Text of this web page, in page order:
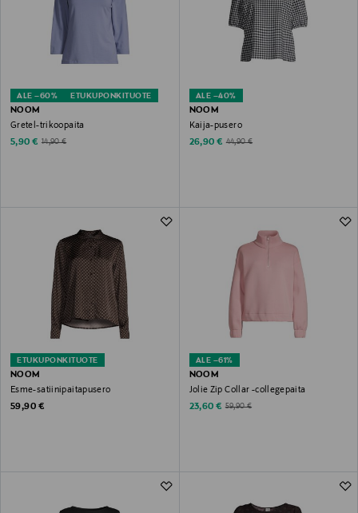
ALE –60% ETUKUPONKITUOTE
NOOM
Gretel-trikoopaita
Discounted Price
5,90 € Original Price
14,90 €
ALE –40%
NOOM
Kaija-pusero
Discounted Price
26,90 € Original Price
44,90 €
ETUKUPONKITUOTE
NOOM
Esme-satiinipaitapusero
Original Price
59,90 €
ALE –61%
NOOM
Jolie Zip Collar -collegepaita
Discounted Price
23,60 € Original Price
59,90 €